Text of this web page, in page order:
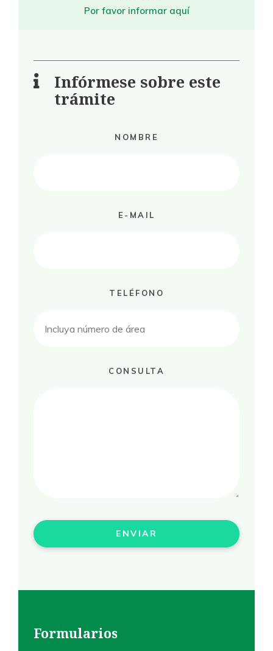
Por favor informar aquí
Infórmese sobre este
trámite
NOMBRE
E-MAIL
TELÉFONO
CONSULTA
Formularios